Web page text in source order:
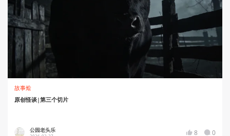
故事烩
原创怪谈|第三个切片
公园老头乐 8 0